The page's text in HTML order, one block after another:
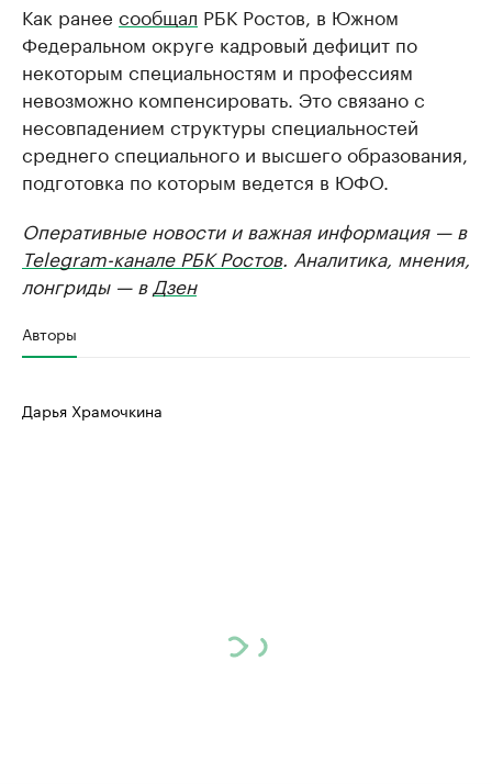
Как ранее сообщал РБК Ростов, в Южном
Федеральном округе кадровый дефицит по
некоторым специальностям и профессиям
невозможно компенсировать. Это связано с
несовпадением структуры специальностей
среднего специального и высшего образования,
подготовка по которым ведется в ЮФО.
Оперативные новости и важная информация — в
Telegram-канале РБК Ростов. Аналитика, мнения,
лонгриды — в Дзен
Авторы
Дарья Храмочкина